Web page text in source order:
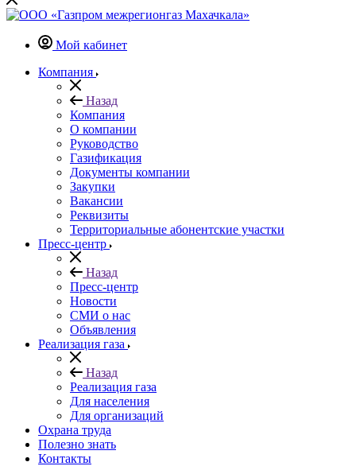
Мой кабинет
Компания
Назад
Компания
О компании
Руководство
Газификация
Документы компании
Закупки
Вакансии
Реквизиты
Территориальные абонентские участки
Пресс-центр
Назад
Пресс-центр
Новости
СМИ о нас
Объявления
Реализация газа
Назад
Реализация газа
Для населения
Для организаций
Охрана труда
Полезно знать
Контакты